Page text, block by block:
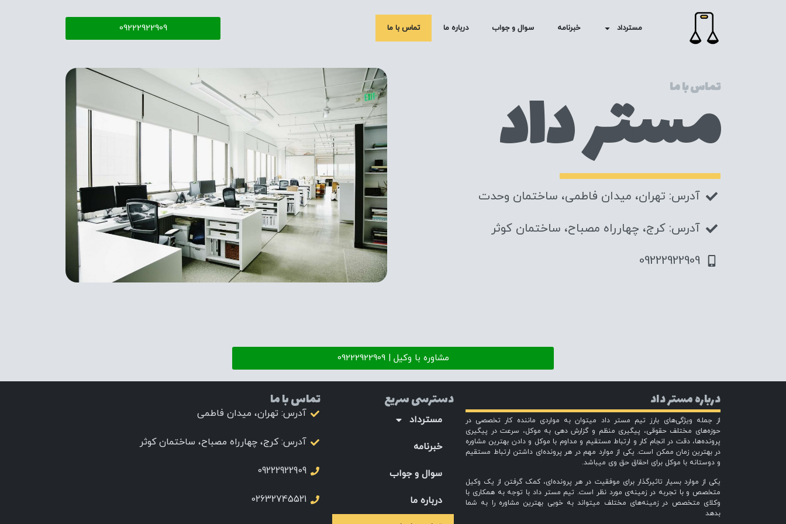
مسترداد خبرنامه سوال و جواب درباره ما تماس با ما 09222922909
تماس با ما
مستر داد
آدرس: تهران، میدان فاطمی، ساختمان وحدت
آدرس: کرج، چهارراه مصباح، ساختمان کوثر
09222922909
مشاوره با وکیل | 09222922909
درباره مستر داد
از جمله ویژگی‌های بارز تیم مستر داد میتوان به مواردی ماننده کار تخصصی در
حوزه‌های مختلف حقوقی، پیگیری منظم و گزارش دهی به موکل، سرعت در پیگیری
پرونده‌ها، دقت در انجام کار و ارتباط مستقیم و مداوم با موکل و دادن بهترین مشاوره
در بهترین زمان ممکن است. یکی از موارد مهم در هر پرونده‌ای داشتن ارتباط مستقیم
و دوستانه با موکل برای احقاق حق وی میباشد.
یکی از موارد بسیار تاثیرگذار برای موفقیت در هر پرونده‌ای، کمک گرفتن از یک وکیل
متخصص و با تجربه در زمینه‌ی مورد نظر است. تیم مستر داد با توجه به همکاری با
وکلای متخصص در زمینه‌های مختلف میتواند به خوبی بهترین مشاوره را به شما
بدهد
دسترسی سریع
مسترداد
خبرنامه
سوال و جواب
درباره ما
تماس با ما
آدرس: تهران، میدان فاطمی
آدرس: کرج، چهارراه مصباح، ساختمان کوثر
09222922909
02632745521